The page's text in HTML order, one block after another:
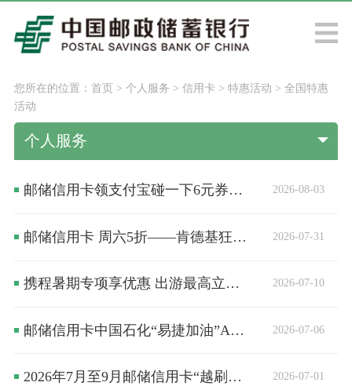
您所在的位置： 首页> 个人服务 > 信用卡 > 特惠活动 > 全国特惠
活动
个人服务
2026-08-03
邮储信用卡领支付宝碰一下6元券包，淘宝免密支付立减6元
2026-07-31
邮储信用卡 周六5折——肯德基狂欢季，天天刷天天减！
2026-07-10
携程暑期专项享优惠 出游最高立减50元
2026-07-06
邮储信用卡中国石化“易捷加油”APP钱包充值享立减 最高优惠66元
2026-07-01
2026年7月至9月邮储信用卡“越刷越精彩，万元享好礼”大额达标营销活动